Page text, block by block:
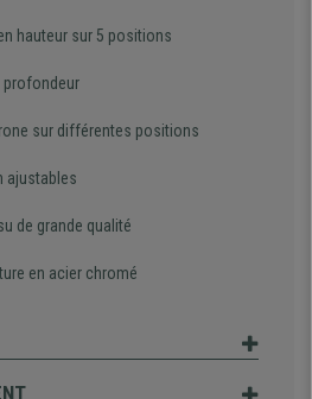
hauteur sur 5 positions
profondeur
sur différentes positions
ajustables
de grande qualité
en acier chromé